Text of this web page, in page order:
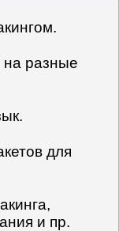
на разные
для
и пр.